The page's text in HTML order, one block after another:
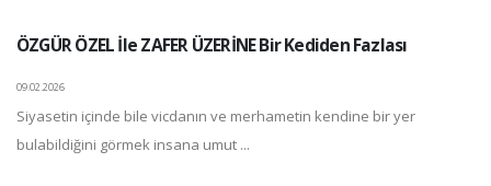
ÖZGÜR ÖZEL İle ZAFER ÜZERİNE Bir Kediden Fazlası
09.02.2026
Siyasetin içinde bile vicdanın ve merhametin kendine bir yer
bulabildiğini görmek insana umut ...